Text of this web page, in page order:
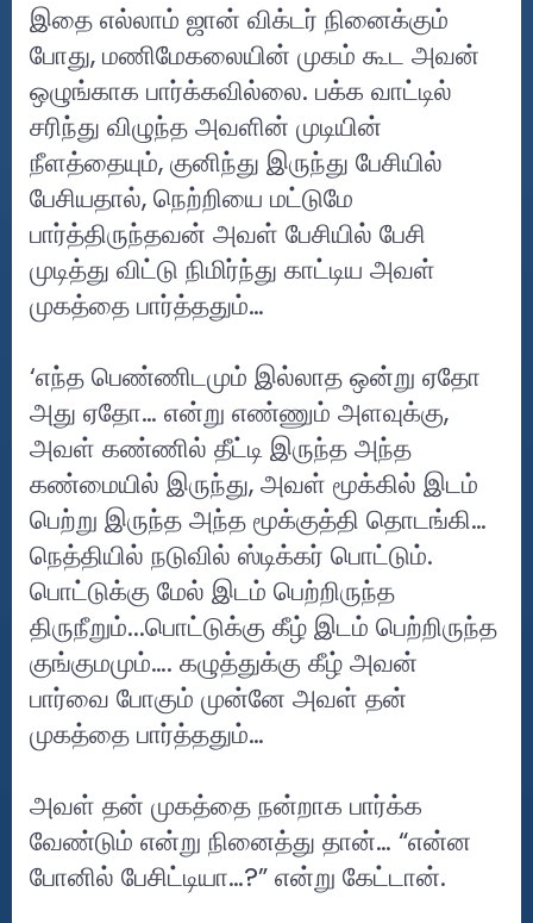
இதை எல்லாம் ஜான் விக்டர் நினைக்கும்
போது, மணிமேகலையின் முகம் கூட அவன்
ஒழுங்காக பார்க்கவில்லை. பக்க வாட்டில்
சரிந்து விழுந்த அவளின் முடியின்
நீளத்தையும், குனிந்து இருந்து பேசியில்
பேசியதால், நெற்றியை மட்டுமே
பார்த்திருந்தவன் அவள் பேசியில் பேசி
முடித்து விட்டு நிமிர்ந்து காட்டிய அவள்
முகத்தை பார்த்ததும்…
‘எந்த பெண்ணிடமும் இல்லாத ஒன்று ஏதோ
அது ஏதோ… என்று எண்ணும் அளவுக்கு,
அவள் கண்ணில் தீட்டி இருந்த அந்த
கண்மையில் இருந்து, அவள் மூக்கில் இடம்
பெற்று இருந்த அந்த மூக்குத்தி தொடங்கி…
நெத்தியில் நடுவில் ஸ்டிக்கர் பொட்டும்.
பொட்டுக்கு மேல் இடம் பெற்றிருந்த
திருநீறும்...பொட்டுக்கு கீழ் இடம் பெற்றிருந்த
குங்குமமும்…. கழுத்துக்கு கீழ் அவன்
பார்வை போகும் முன்னே அவள் தன்
முகத்தை பார்த்ததும்…
அவள் தன் முகத்தை நன்றாக பார்க்க
வேண்டும் என்று நினைத்து தான்… “என்ன
போனில் பேசிட்டியா…?” என்று கேட்டான்.